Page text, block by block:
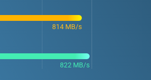
814 MB/s
822 MB/s